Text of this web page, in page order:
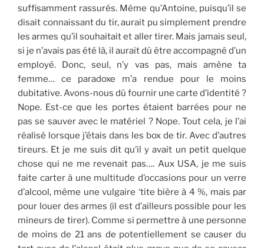
suffisamment rassurés. Même qu’Antoine, puisqu’il se
disait connaissant du tir, aurait pu simplement prendre
les armes qu’il souhaitait et aller tirer. Mais jamais seul,
si je n’avais pas été là, il aurait dû être accompagné d’un
employé. Donc, seul, n’y vas pas, mais amène ta
femme… ce paradoxe m’a rendue pour le moins
dubitative. Avons-nous dû fournir une carte d’identité ?
Nope. Est-ce que les portes étaient barrées pour ne
pas se sauver avec le matériel ? Nope. Tout cela, je l’ai
réalisé lorsque j’étais dans les box de tir. Avec d’autres
tireurs. Et je me suis dit qu’il y avait un petit quelque
chose qui ne me revenait pas…. Aux USA, je me suis
faite carter à une multitude d’occasions pour un verre
d’alcool, même une vulgaire ‘tite bière à 4 %, mais par
pour louer des armes (il est d’ailleurs possible pour les
mineurs de tirer). Comme si permettre à une personne
de moins de 21 ans de potentiellement se causer du